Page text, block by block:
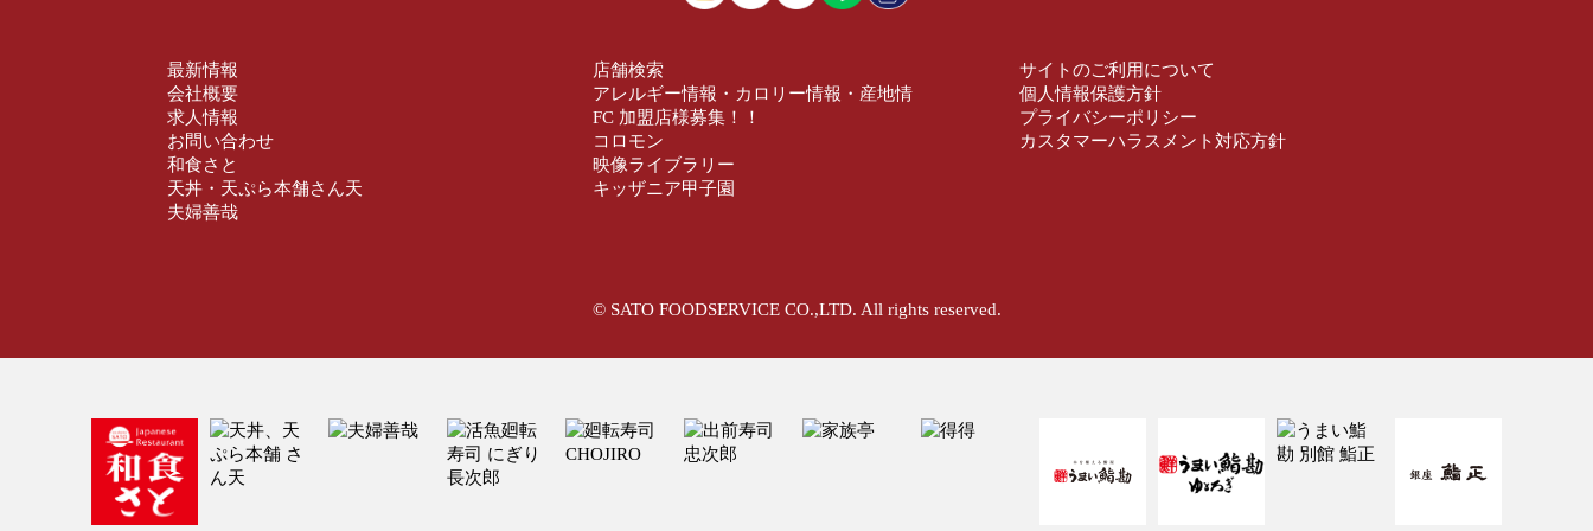
最新情報
会社概要
求人情報
お問い合わせ
和食さと
天丼・天ぷら本舗さん天
夫婦善哉
店舗検索
アレルギー情報・カロリー情報・産地情
FC 加盟店様募集！！
コロモン
映像ライブラリー
キッザニア甲子園
サイトのご利用について
個人情報保護方針
プライバシーポリシー
カスタマーハラスメント対応方針
© SATO FOODSERVICE CO.,LTD. All rights reserved.